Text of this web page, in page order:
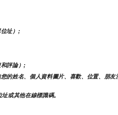
址）;
評論）;
的姓名、個人資料圖片、喜歡、位置、朋
或其他在線標識碼。